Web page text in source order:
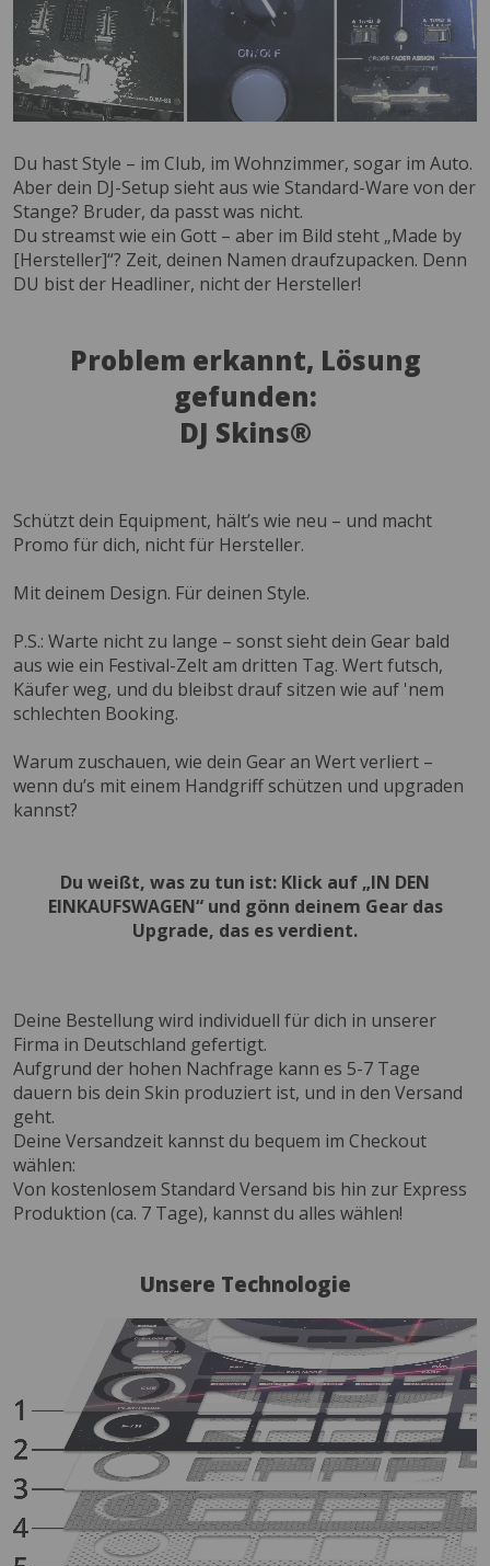
Du hast Style – im Club, im Wohnzimmer, sogar im Auto.
Aber dein DJ-Setup sieht aus wie Standard-Ware von der
Stange? Bruder, da passt was nicht.
Du streamst wie ein Gott – aber im Bild steht „Made by
[Hersteller]“? Zeit, deinen Namen draufzupacken. Denn
DU bist der Headliner, nicht der Hersteller!
Problem erkannt, Lösung
gefunden:
DJ Skins®
Schützt dein Equipment, hält’s wie neu – und macht
Promo für dich, nicht für Hersteller.
Mit deinem Design. Für deinen Style.
P.S.: Warte nicht zu lange – sonst sieht dein Gear bald
aus wie ein Festival-Zelt am dritten Tag. Wert futsch,
Käufer weg, und du bleibst drauf sitzen wie auf 'nem
schlechten Booking.
Warum zuschauen, wie dein Gear an Wert verliert –
wenn du’s mit einem Handgriff schützen und upgraden
kannst?
Du weißt, was zu tun ist: Klick auf „IN DEN
EINKAUFSWAGEN“ und gönn deinem Gear das
Upgrade, das es verdient.
Deine Bestellung wird individuell für dich in unserer
Firma in Deutschland gefertigt.
Aufgrund der hohen Nachfrage kann es 5-7 Tage
dauern bis dein Skin produziert ist, und in den Versand
geht.
Deine Versandzeit kannst du bequem im Checkout
wählen:
Von kostenlosem Standard Versand bis hin zur Express
Produktion (ca. 7 Tage), kannst du alles wählen!
Unsere Technologie